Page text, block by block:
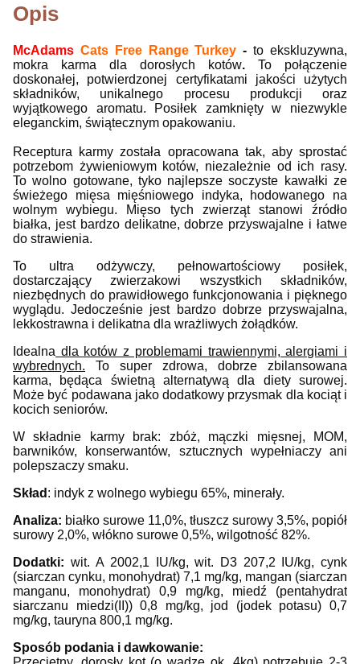
Opis
McAdams Cats Free Range Turkey -to ekskluzywna,
mokra karma dla dorosłych kotów. To połączenie
doskonałej, potwierdzonej certyfikatami jakości użytych
składników, unikalnego procesu produkcji oraz
wyjątkowego aromatu. Posiłek zamknięty w niezwykle
eleganckim, świątecznym opakowaniu.
Receptura karmy została opracowana tak, aby sprostać
potrzebom żywieniowym kotów, niezależnie od ich rasy.
To wolno gotowane, tyko najlepsze soczyste kawałki ze
świeżego mięsa mięśniowego indyka, hodowanego na
wolnym wybiegu. Mięso tych zwierząt stanowi źródło
białka, jest bardzo delikatne, dobrze przyswajalne i łatwe
do strawienia.
To ultra odżywczy, pełnowartościowy posiłek,
dostarczający zwierzakowi wszystkich składników,
niezbędnych do prawidłowego funkcjonowania i pięknego
wyglądu. Jedocześnie jest bardzo dobrze przyswajalna,
lekkostrawna i delikatna dla wrażliwych żołądków.
Idealna dla kotów z problemami trawiennymi, alergiami i
wybrednych. To super zdrowa, dobrze zbilansowana
karma, będąca świetną alternatywą dla diety surowej.
Może być podawana jako dodatkowy przysmak dla kociąt i
kocich seniorów.
W składnie karmy brak: zbóż, mączki mięsnej, MOM,
barwników, konserwantów, sztucznych wypełniaczy ani
polepszaczy smaku.
Skład : indyk z wolnego wybiegu 65%, minerały.
Analiza: białko surowe 11,0%, tłuszcz surowy 3,5%, popiół
surowy 2,0%, włókno surowe 0,5%, wilgotność 82%.
Dodatki: wit. A 2002,1 IU/kg, wit. D3 207,2 IU/kg, cynk
(siarczan cynku, monohydrat) 7,1 mg/kg, mangan (siarczan
manganu, monohydrat) 0,9 mg/kg, miedź (pentahydrat
siarczanu miedzi(II)) 0,8 mg/kg, jod (jodek potasu) 0,7
mg/kg, tauryna 800,1 mg/kg.
Sposób podania i dawkowanie: